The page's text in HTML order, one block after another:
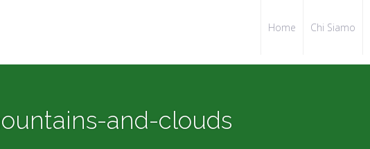
Home Chi Siamo
and-clouds